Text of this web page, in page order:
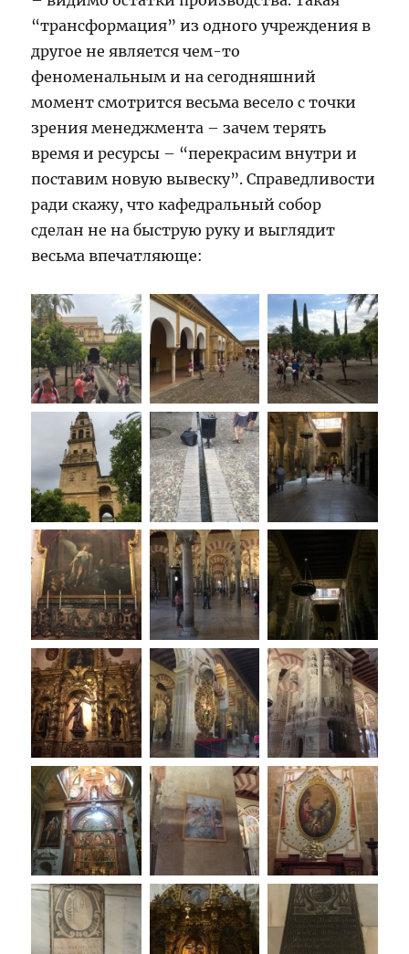
“трансформация” из одного учреждения в
другое не является чем-то
феноменальным и на сегодняшний
момент смотрится весьма весело с точки
зрения менеджмента – зачем терять
время и ресурсы – “перекрасим внутри и
поставим новую вывеску”. Справедливости
ради скажу, что кафедральный собор
сделан не на быструю руку и выглядит
весьма впечатляюще: